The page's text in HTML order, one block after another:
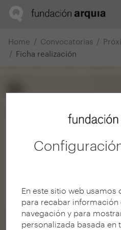
En este sitio web usamos
para recabar información
navegación y para
personalizada basada en
Home Convocatorias
Ficha realización